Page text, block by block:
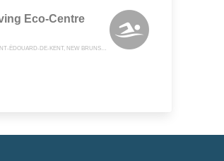
Eco-Centre
SAINT-ÉDOUARD-DE-KENT, NEW BRUNSWICK